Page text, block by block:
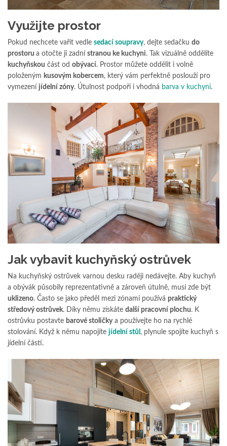
Využijte prostor
Pokud nechcete vařit vedle sedací soupravy, dejte sedačku do
prostoru a otočte ji zadní stranou ke kuchyni. Tak vizuálně oddělíte
kuchyňskou část od obývací. Prostor můžete oddělit i volně
položeným kusovým kobercem, který vám perfektně poslouží pro
vymezení jídelní zóny. Útulnost podpoří i vhodná barva v kuchyni.
Jak vybavit kuchyňský ostrůvek
Na kuchyňský ostrůvek varnou desku raději nedávejte. Aby kuchyň
a obývák působily reprezentativně a zároveň útulně, musí zde být
uklizeno. Často se jako předěl mezi zónami používá praktický
středový ostrůvek. Díky němu získáte další pracovní plochu. K
ostrůvku postavte barové stoličkya používejte ho na rychlé
stolování. Když k němu napojíte jídelní stůl , plynule spojíte kuchyň s
jídelní částí.